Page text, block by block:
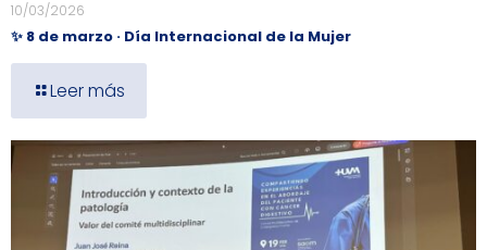
10/03/2026
✨ 8 de marzo · Día Internacional de la Mujer
Leer más